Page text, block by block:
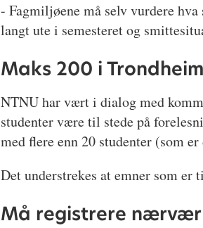
- Fagmiljøene må selv vurdere
langt ute i semesteret og
Maks 200 i
NTNU har vært i dialog med
studenter være til stede på
med flere enn 20 studenter (som
Det understrekes at emner som
Må registrere nærvær